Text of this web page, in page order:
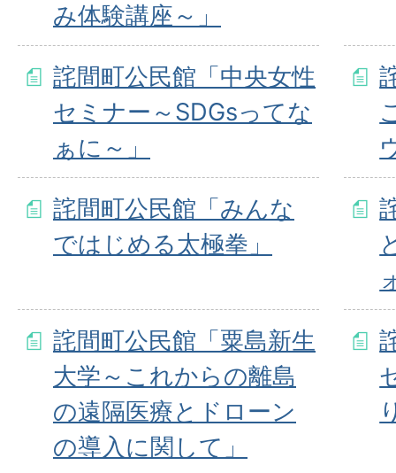
み体験講座～」
詫間町公民館「中央女性
セミナー～SDGsってな
ぁに～」
詫間町公民館「みんな
ではじめる太極拳」
詫間町公民館「粟島新生
大学～これからの離島
の遠隔医療とドローン
の導入に関して」